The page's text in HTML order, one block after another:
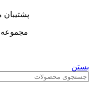
مجموعه
بستن